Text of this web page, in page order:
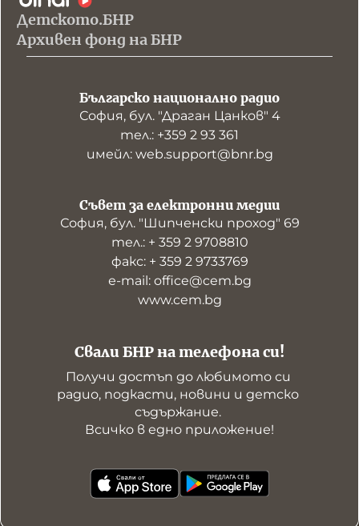
Детското.БНР
Архивен фонд на БНР
Българско национално радио
София, бул. "Драган Цанков" 4
тел.: +359 2 93 361
имейл: web.support@bnr.bg
Свали БНР на телефона си!
Получи достъп до любимото си
радио, подкасти, новини и детско
съдържание.
Всичко в едно приложение!
Съвет за електронни медии
София, бул. "Шипченски проход" 69
тел.: + 359 2 9708810
факс: + 359 2 9733769
е-mail: office@cem.bg
www.cem.bg